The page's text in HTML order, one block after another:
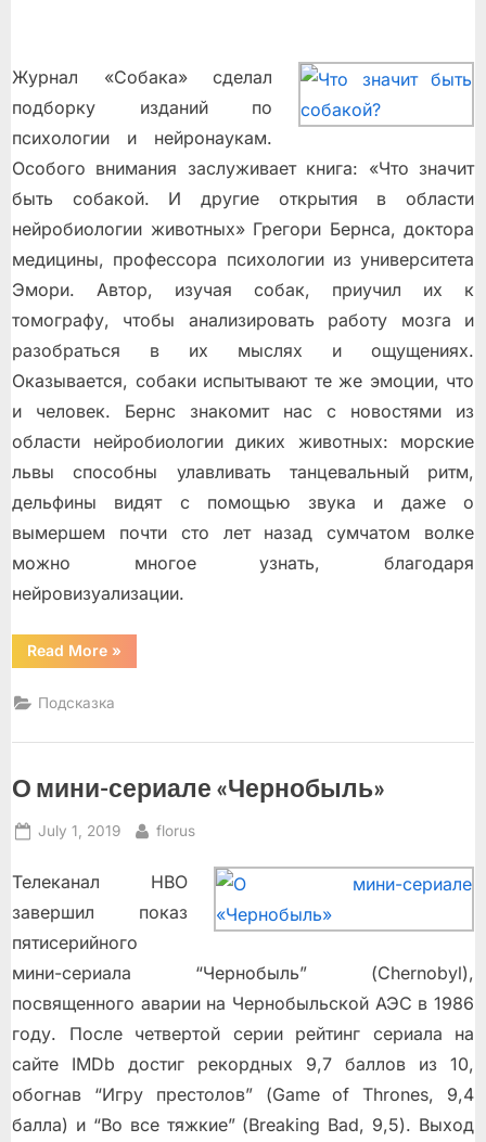
Журнал «Собака» сделал
подборку изданий по
психологии и нейронаукам.
Особого внимания заслуживает книга: «Что значит
быть собакой. И другие открытия в области
нейробиологии животных» Грегори Бернса, доктора
медицины, профессора психологии из университета
Эмори. Автор, изучая собак, приучил их к
томографу, чтобы анализировать работу мозга и
разобраться в их мыслях и ощущениях.
Оказывается, собаки испытывают те же эмоции, что
и человек. Бернс знакомит нас с новостями из
области нейробиологии диких животных: морские
львы способны улавливать танцевальный ритм,
дельфины видят с помощью звука и даже о
вымершем почти сто лет назад сумчатом волке
можно многое узнать, благодаря
нейровизуализации.
Read More“Что
значит
»
Подсказка
О мини-сериале «Чернобыль»
Posted
July 1, 2019 By
florus
Телеканал HBO
завершил показ
пятисерийного
мини-сериала “Чернобыль” (Chernobyl),
посвященного аварии на Чернобыльской АЭС в 1986
году. После четвертой серии рейтинг сериала на
сайте IMDb достиг рекордных 9,7 баллов из 10,
обогнав “Игру престолов” (Game of Thrones, 9,4
балла) и “Во все тяжкие” (Breaking Bad, 9,5). Выход